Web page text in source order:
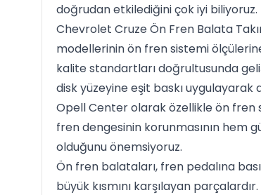
doğrudan etkilediğini çok iyi biliyoruz.
Chevrolet Cruze Ön Fren Balata
modellerinin ön fren sistemi
kalite standartları doğrultusunda
disk yüzeyine eşit baskı uygulayarak
Opell Center olarak özellikle ön fren
fren dengesinin korunmasının hem
olduğunu önemsiyoruz.
Ön fren balataları, fren pedalına
büyük kısmını karşılayan